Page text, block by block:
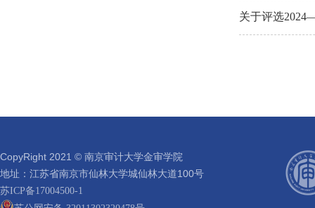
关于评选
CopyRight 2021 © 南京审计大学金审学院
地址：江苏省南京市仙林大学城仙林大道100号
苏ICP备17004500-1